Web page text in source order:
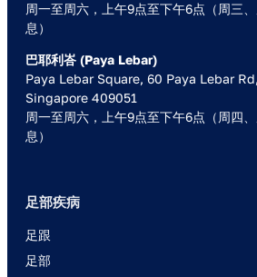
周一至周六，上午9点至下午6点（周三
息）
巴耶利峇 (Paya Lebar)
Paya Lebar Square, 60 Paya Lebar
Singapore 409051
周一至周六，上午9点至下午6点（周四
息）
足部疾病
足跟
足部